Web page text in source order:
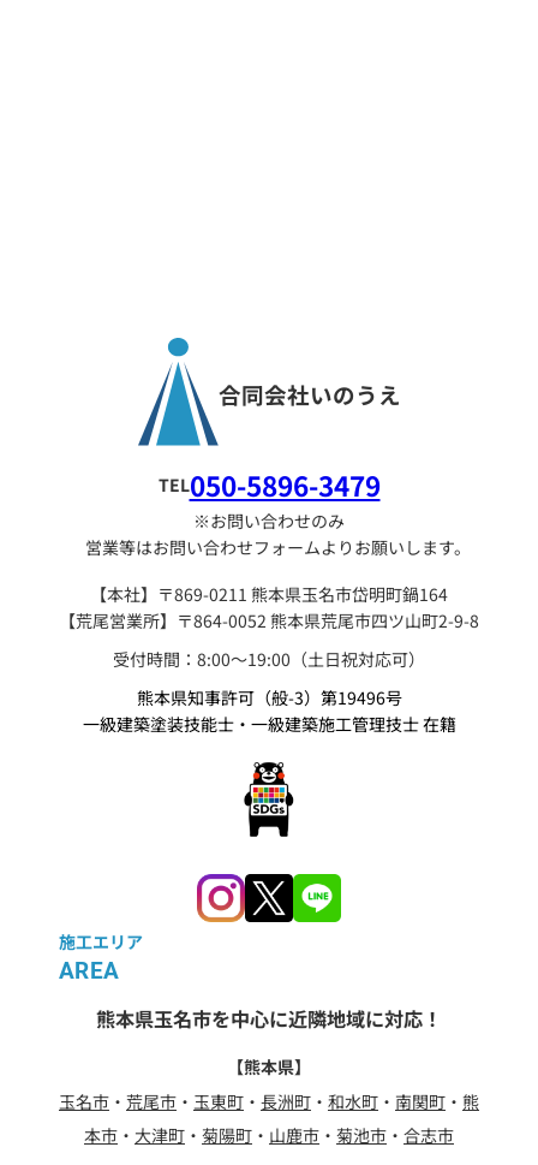
合同会社いのうえ
TEL050-5896-3479
※お問い合わせのみ
営業等はお問い合わせフォームよりお願いします。
【本社】〒869-0211 熊本県玉名市岱明町鍋164
【荒尾営業所】〒864-0052 熊本県荒尾市四ツ山町2-9-8
受付時間：8:00〜19:00（土日祝対応可）
熊本県知事許可（般-3）第19496号
一級建築塗装技能士・一級建築施工管理技士 在籍
施工エリア
AREA
熊本県玉名市を中心に近隣地域に対応！
【熊本県】
玉名市 ・ 荒尾市 ・ 玉東町 ・ 長洲町 ・ 和水町 ・ 南関町 ・ 熊
本市 ・ 大津町 ・ 菊陽町 ・ 山鹿市 ・ 菊池市 ・ 合志市